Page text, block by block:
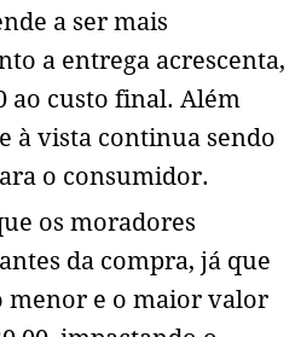
a ser mais
a entrega acrescenta,
ao custo final. Além
à vista continua sendo
o consumidor.
os moradores
da compra, já que
menor e o maior valor